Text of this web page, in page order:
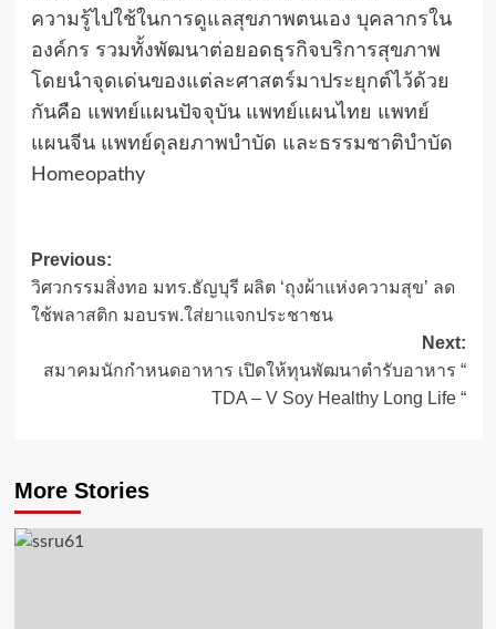
ความรู้ไปใช้ในการดูแลสุขภาพตนเอง บุคลากรใน
องค์กร รวมทั้งพัฒนาต่อยอดธุรกิจบริการสุขภาพ
โดยนำจุดเด่นของแต่ละศาสตร์มาประยุกต์ไว้ด้วย
กันคือ แพทย์แผนปัจจุบัน แพทย์แผนไทย แพทย์
แผนจีน แพทย์ดุลยภาพบำบัด และธรรมชาติบำบัด
Homeopathy
Post
navigation
Previous:
วิศวกรรมสิ่งทอ มทร.ธัญบุรี ผลิต ‘ถุงผ้าแห่งความสุข’ ลด
ใช้พลาสติก มอบรพ.ใส่ยาแจกประชาชน
Next:
สมาคมนักกำหนดอาหาร เปิดให้ทุนพัฒนาตำรับอาหาร “
TDA – V Soy Healthy Long Life “
More Stories